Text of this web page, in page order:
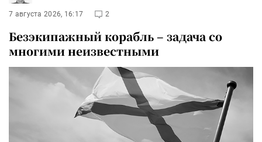
7 августа 2026, 16:17 2
Безэкипажный корабль – задача со
многими неизвестными